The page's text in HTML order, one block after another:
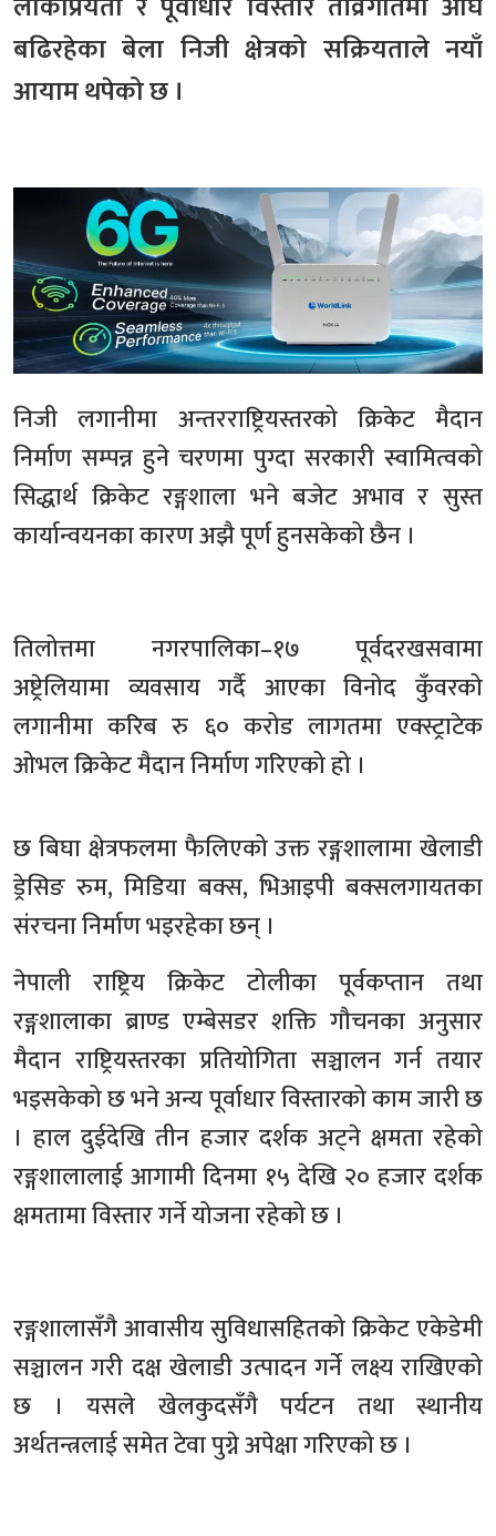
बढिरहेका बेला निजी क्षेत्रको सक्रियताले नयाँ
आयाम थपेको छ ।
निजी लगानीमा अन्तरराष्ट्रियस्तरको क्रिकेट मैदान
निर्माण सम्पन्न हुने चरणमा पुग्दा सरकारी स्वामित्वको
सिद्धार्थ क्रिकेट रङ्गशाला भने बजेट अभाव र सुस्त
कार्यान्वयनका कारण अझै पूर्ण हुनसकेको छैन ।
तिलोत्तमा नगरपालिका–१७ पूर्वदरखसवामा
अष्ट्रेलियामा व्यवसाय गर्दै आएका विनोद कुँवरको
लगानीमा करिब रु ६० करोड लागतमा एक्स्ट्राटेक
ओभल क्रिकेट मैदान निर्माण गरिएको हो ।
छ बिघा क्षेत्रफलमा फैलिएको उक्त रङ्गशालामा खेलाडी
ड्रेसिङ रुम, मिडिया बक्स, भिआइपी बक्सलगायतका
संरचना निर्माण भइरहेका छन् ।
नेपाली राष्ट्रिय क्रिकेट टोलीका पूर्वकप्तान तथा
रङ्गशालाका ब्राण्ड एम्बेसडर शक्ति गौचनका अनुसार
मैदान राष्ट्रियस्तरका प्रतियोगिता सञ्चालन गर्न तयार
भइसकेको छ भने अन्य पूर्वाधार विस्तारको काम जारी छ
। हाल दुईदेखि तीन हजार दर्शक अट्ने क्षमता रहेको
रङ्गशालालाई आगामी दिनमा १५ देखि २० हजार दर्शक
क्षमतामा विस्तार गर्ने योजना रहेको छ ।
रङ्गशालासँगै आवासीय सुविधासहितको क्रिकेट एकेडेमी
सञ्चालन गरी दक्ष खेलाडी उत्पादन गर्ने लक्ष्य राखिएको
छ । यसले खेलकुदसँगै पर्यटन तथा स्थानीय
अर्थतन्त्रलाई समेत टेवा पुग्ने अपेक्षा गरिएको छ ।